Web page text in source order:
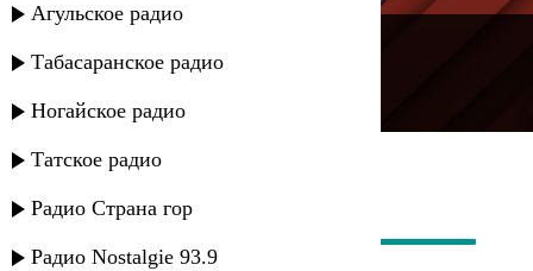
Агульское радио
Табасаранское радио
Ногайское радио
Татское радио
Радио Страна гор
Радио Nostalgie 93.9
---
Русское радио